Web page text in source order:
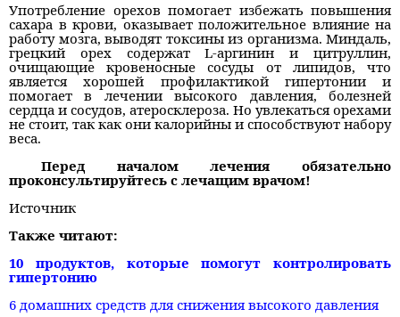
Употребление орехов помогает избежать повышения
сахара в крови, оказывает положительное влияние на
работу мозга, выводят токсины из организма. Миндаль,
грецкий орех содержат L-аргинин и цитруллин,
очищающие кровеносные сосуды от липидов, что
является хорошей профилактикой гипертонии и
помогает в лечении высокого давления, болезней
сердца и сосудов, атеросклероза. Но увлекаться орехами
не стоит, так как они калорийны и способствуют набору
веса.
Перед началом лечения обязательно
проконсультируйтесь с лечащим врачом!
Источник
Также читают:
10 продуктов, которые помогут контролировать
гипертонию
6 домашних средств для снижения высокого давления